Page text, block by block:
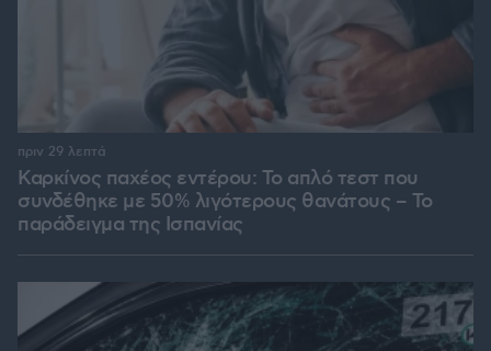
Καρκίνος παχέος εντέρου: Το απλό τεστ που
συνδέθηκε με 50% λιγότερους θανάτους – Το
παράδειγμα της Ισπανίας
πριν 29 λεπτά